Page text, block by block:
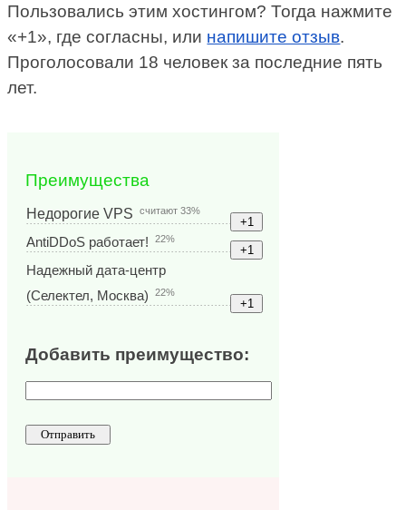
Пользовались этим хостингом? Тогда нажмите
«+1», где согласны, или напишите отзыв.
Проголосовали 18 человек за последние пять
лет.
Преимущества
Недорогие VPS считают 33%
AntiDDoS работает! 22%
Надежный дата-центр
(Селектел, Москва)
22%
Добавить преимущество: